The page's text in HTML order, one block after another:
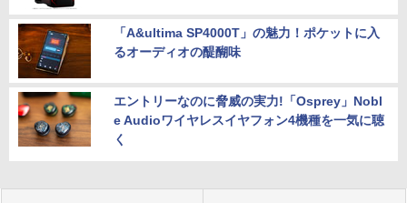
「A&ultima SP4000T」の魅力！ポケットに入
るオーディオの醍醐味
エントリーなのに脅威の実力!「Osprey」Nobl
e Audioワイヤレスイヤフォン4機種を一気に聴
く